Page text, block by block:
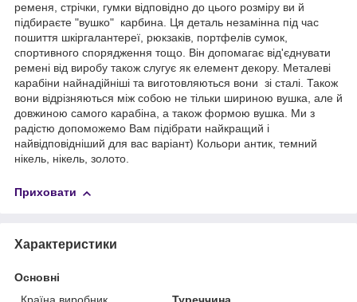
ременя, стрічки, гумки відповідно до цього розміру ви й
підбираєте "вушко" карбина. Ця деталь незамінна під час
пошиття шкіргалантереї, рюкзаків, портфелів сумок,
спортивного спорядження тощо. Він допомагає від'єднувати
ремені від виробу також слугує як елемент декору. Металеві
карабіни найнадійніші та виготовляються вони зі сталі. Також
вони відрізняються між собою не тільки шириною вушка, але й
довжиною самого карабіна, а також формою вушка. Ми з
радістю допоможемо Вам підібрати найкращий і
найвідповідніший для вас варіант) Кольори антик, темний
нікель, нікель, золото.
Приховати
Характеристики
Основні
Країна виробник
Туреччина